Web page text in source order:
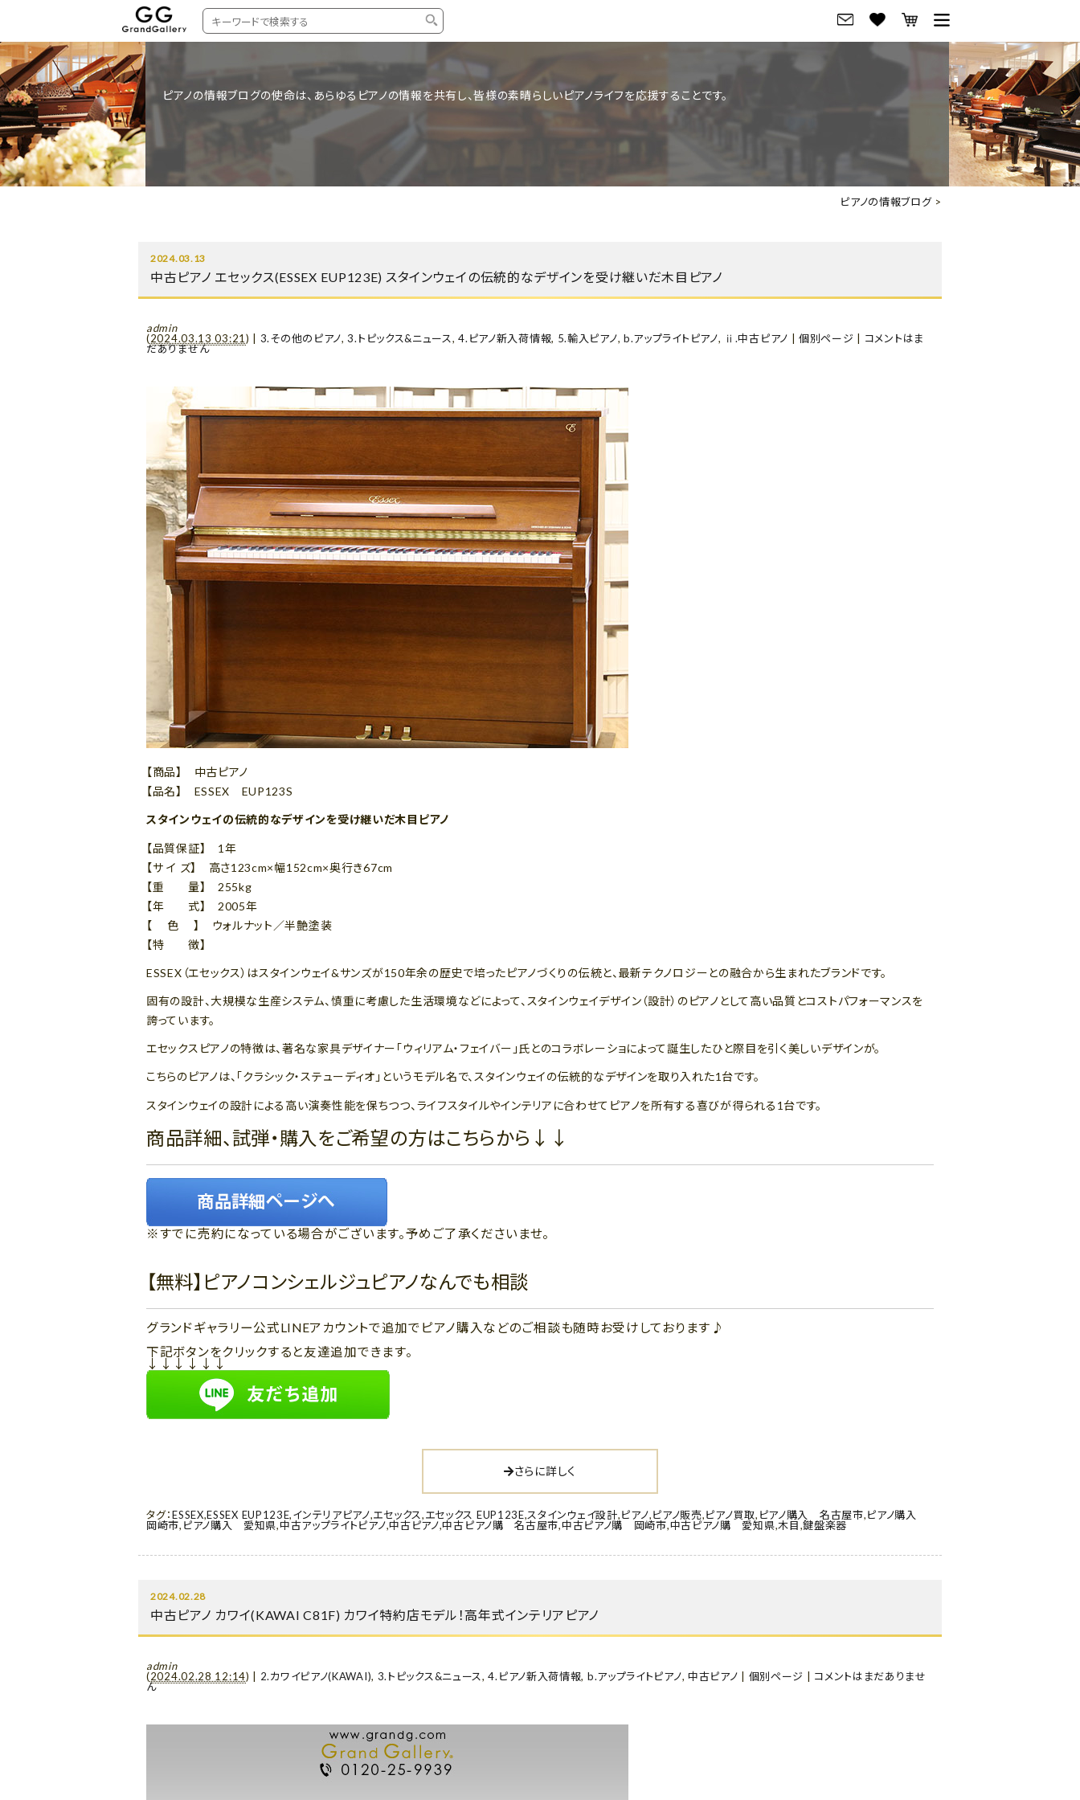
タイプ
中古グランドピアノ
中古アップライトピアノ
新品ピアノ
コンサートグランドピアノ
YAMAHA
KAWAI
STEINWAY&SONS
BOSTON
DIAPASON
もっとみる
スタッフレビュー
新品ピアノ価格一覧
ご来店・試弾予約
ご来店・ご試弾予約
会社概要
ピアノの情報ブログの使命は、あらゆるピアノの情報を共有し、皆様の素晴らしいピアノライフを応援することです。
ピアノの情報ブログ>
2024.03.13
中古ピアノ エセックス(ESSEX EUP123E) スタインウェイの伝統的なデザインを受け継いだ木目ピアノ
admin
(2024.03.13 03:21 ) 3.その他のピアノ,3.トピックス&ニュース,4.ピアノ新入荷情報, 5.輸入ピアノ, b.アップライトピアノ, ⅱ.中古ピアノ |個別ページ
コメントはま
だありません
【商品】 中古ピアノ
【品名】 ESSEX EUP123S
スタインウェイの伝統的なデザインを受け継いだ木目ピアノ
【品質保証】 1年
【サ イ ズ】 高さ123cm×幅152cm×奥行き67cm
【重 量】 255kg
【年 式】 2005年
【 色 】 ウォルナット／半艶塗装
【特 徴】
ESSEX（エセックス）はスタインウェイ&サンズが150年余の歴史で培ったピアノづくりの伝統と、最新テクノロジーとの融合から生まれたブランドです。
固有の設計、大規模な生産システム、慎重に考慮した生活環境などによって、スタインウェイデザイン（設計）のピアノとして高い品質とコストパフォーマンスを
誇っています。
エセックスピアノの特徴は、著名な家具デザイナー「ウィリアム・フェイバー」氏とのコラボレーショによって誕生したひと際目を引く美しいデザインが。
こちらのピアノは、「クラシック・ステューディオ」というモデル名で、スタインウェイの伝統的なデザインを取り入れた1台です。
スタインウェイの設計による高い演奏性能を保ちつつ、ライフスタイルやインテリアに合わせてピアノを所有する喜びが得られる1台です。
商品詳細、試弾・購入をご希望の方はこちらから↓↓
※すでに売約になっている場合がございます。予めご了承くださいませ。
【無料】ピアノコンシェルジュピアノなんでも相談
グランドギャラリー公式LINEアカウントで追加でピアノ購入などのご相談も随時お受けしております♪
下記ボタンをクリックすると友達追加できます。
↓↓↓↓↓↓
さらに詳しく
タグ：ESSEX,ESSEX EUP123E,インテリアピアノ,エセックス,エセックス EUP123E,スタインウェイ設計,ピアノ,ピアノ販売,ピアノ買取, ピアノ購入 名古屋市,ピアノ購入
岡崎市, ピアノ購入 愛知県,中古アップライトピアノ,中古ピアノ,中古ピアノ購 名古屋市,中古ピアノ購 岡崎市,中古ピアノ購 愛知県,木目,鍵盤楽器
2024.02.28
中古ピアノ カワイ(KAWAI C81F) カワイ特約店モデル！高年式インテリアピアノ
admin
(2024.02.28 12:14) 2.カワイピアノ(KAWAI), 3.トピックス&ニュース,4.ピアノ新入荷情報, b.アップライトピアノ, 中古ピアノ 個別ページ
コメントはまだありませ
ん